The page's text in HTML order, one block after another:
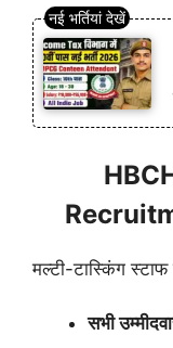
मल्टी-टास्किंग
सभी